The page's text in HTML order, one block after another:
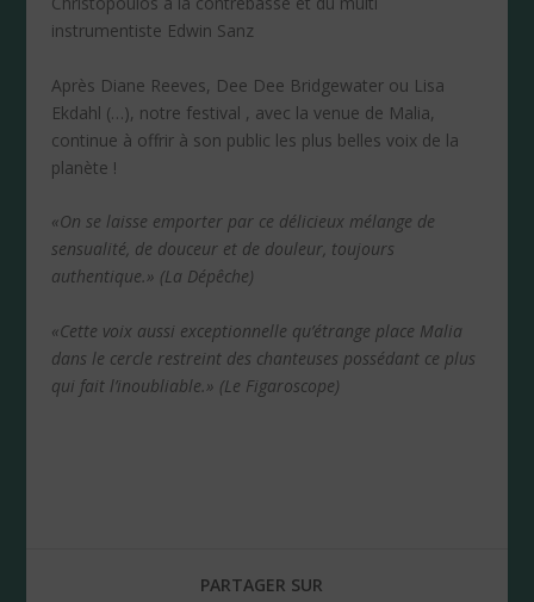
instrumentiste Edwin Sanz
Après Diane Reeves, Dee Dee Bridgewater ou Lisa
Ekdahl (…), notre festival , avec la venue de Malia,
continue à offrir à son public les plus belles voix de la
planète !
«On se laisse emporter par ce délicieux mélange de
sensualité, de douceur et de douleur, toujours
authentique.» (La Dépêche)
«Cette voix aussi exceptionnelle qu’étrange place Malia
dans le cercle restreint des chanteuses possédant ce plus
qui fait l’inoubliable.» (Le Figaroscope)
PARTAGER SUR